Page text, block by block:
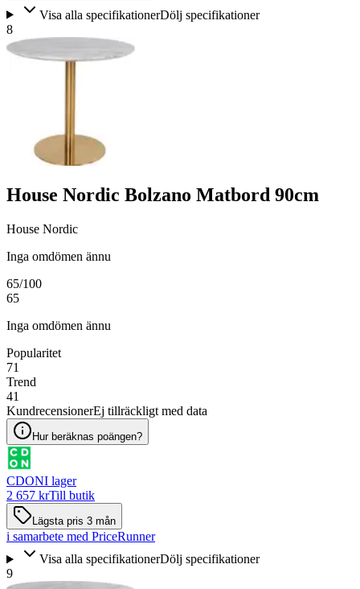
Visa alla specifikationerDölj specifikationer
8
House Nordic Bolzano Matbord 90cm
House Nordic
Inga omdömen ännu
65/100
65
Inga omdömen ännu
Popularitet
71
Trend
41
KundrecensionerEj tillräckligt med data
Hur beräknas poängen?
CDONI lager
2 657 krTill butik
Lägsta pris 3 mån
i samarbete med PriceRunner
Visa alla specifikationerDölj specifikationer
9